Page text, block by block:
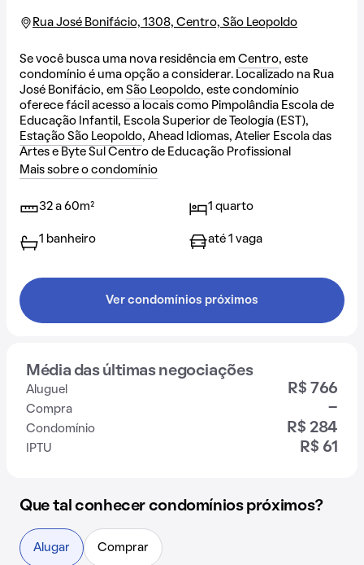
Rua José Bonifácio, 1308, Centro, São Leopoldo
Se você busca uma nova residência em Centro, este
condomínio é uma opção a considerar. Localizado na Rua
José Bonifácio, em São Leopoldo, este condomínio
oferece fácil acesso a locais como Pimpolândia Escola de
Educação Infantil, Escola Superior de Teología (EST),
Estação São Leopoldo, Ahead Idiomas, Atelier Escola das
Artes e Byte Sul Centro de Educação Profissional
Mais sobre o condomínio
32 a 60m² 1 quarto
1 banheiro até 1 vaga
Ver condomínios próximos
Média das últimas negociações
Aluguel R$ 766
Compra -
Condomínio R$ 284
IPTU R$ 61
Que tal conhecer condomínios próximos?
Alugar Comprar